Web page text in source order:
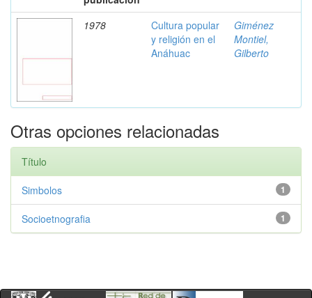
1978
Cultura popular
y religión en el
Anáhuac
Giménez
Montiel,
Gilberto
Otras opciones relacionadas
Título
1
Simbolos
1
Socioetnografia